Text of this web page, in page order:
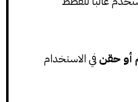
أو حقنفي الاستخدام